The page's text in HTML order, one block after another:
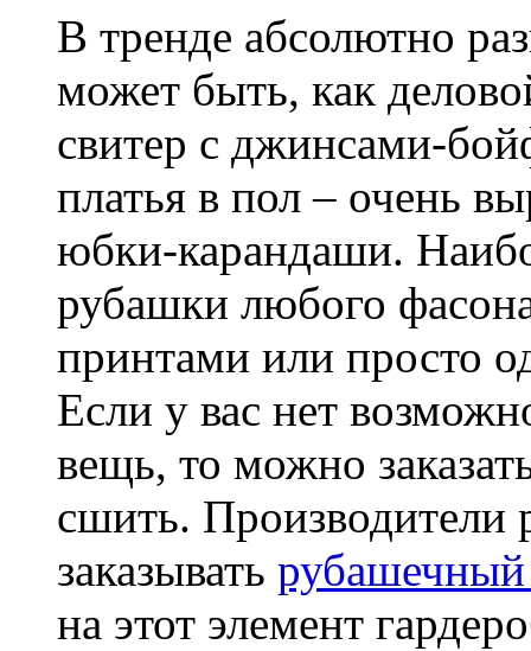
В тренде абсолютно
может быть, как
свитер с джинсами-
платья в пол – очень
юбки-карандаши.
рубашки любого
принтами или просто
Если у вас нет
вещь, то можно
сшить. Производители
заказывать
на этот элемент